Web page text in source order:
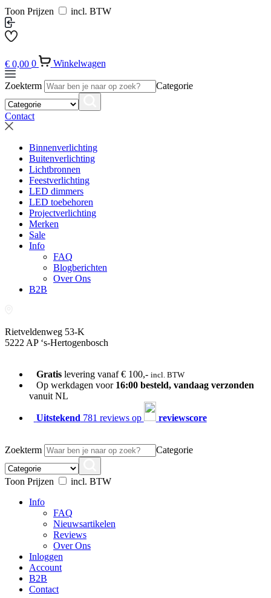
Toon Prijzen incl. BTW
€ 0,00 0 Winkelwagen
Zoekterm Categorie
Contact
Binnenverlichting
Buitenverlichting
Lichtbronnen
Feestverlichting
LED dimmers
LED toebehoren
Projectverlichting
Merken
Sale
Info
FAQ
Blogberichten
Over Ons
B2B
Rietveldenweg 53-K
5222 AP ‘s-Hertogenbosch
Gratislevering vanaf € 100,- incl. BTW
Op werkdagen voor 16:00 besteld, vandaag verzonden
vanuit NL
Uitstekend 781 reviews op reviewscore
Zoekterm Categorie
Toon Prijzen
incl. BTW
Info
FAQ
Nieuwsartikelen
Reviews
Over Ons
Inloggen
Account
B2B
Contact